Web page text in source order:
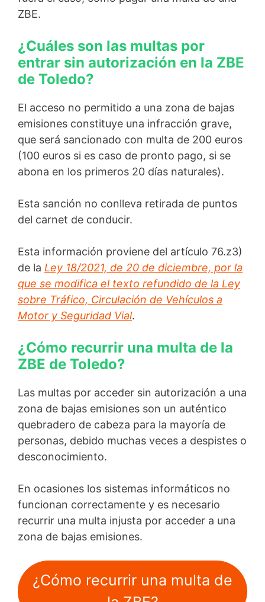
ZBE.
¿Cuáles son las multas por
entrar sin autorización en la ZBE
de Toledo?
El acceso no permitido a una zona de bajas
emisiones constituye una infracción grave,
que será sancionado con multa de 200 euros
(100 euros si es caso de pronto pago, si se
abona en los primeros 20 días naturales).
Esta sanción no conlleva retirada de puntos
del carnet de conducir.
Esta información proviene del artículo 76.z3)
de la Ley 18/2021, de 20 de diciembre, por la
que se modifica el texto refundido de la Ley
sobre Tráfico, Circulación de Vehículos a
Motor y Seguridad Vial.
¿Cómo recurrir una multa de la
ZBE de Toledo?
Las multas por acceder sin autorización a una
zona de bajas emisiones son un auténtico
quebradero de cabeza para la mayoría de
personas, debido muchas veces a despistes o
desconocimiento.
En ocasiones los sistemas informáticos no
funcionan correctamente y es necesario
recurrir una multa injusta por acceder a una
zona de bajas emisiones.
¿Cómo recurrir una multa de